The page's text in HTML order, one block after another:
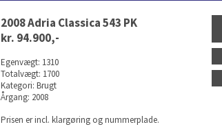
2008 Adria Classica 543 PK
kr. 94.900,-
Egenvægt: 1310
Totalvægt: 1700
Kategori: Brugt
Årgang: 2008
Prisen er incl. klargøring og nummerplade.